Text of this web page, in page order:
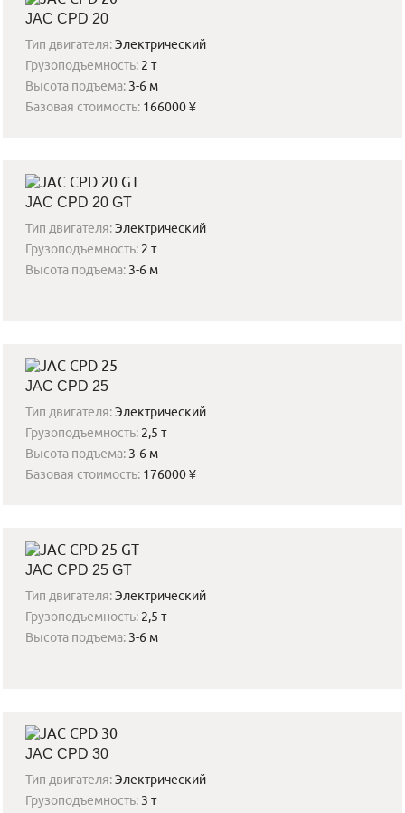
JAC CPD 20
Тип двигателя:Электрический
Грузоподъемность: 2 т
Высота подъема: 3-6 м
Базовая стоимость: 166000 ¥
JAC CPD 20 GT
Тип двигателя:Электрический
Грузоподъемность: 2 т
Высота подъема: 3-6 м
JAC CPD 25
Тип двигателя:Электрический
Грузоподъемность: 2,5 т
Высота подъема: 3-6 м
Базовая стоимость: 176000 ¥
JAC CPD 25 GT
Тип двигателя:Электрический
Грузоподъемность: 2,5 т
Высота подъема: 3-6 м
JAC CPD 30
Тип двигателя:Электрический
Грузоподъемность: 3 т